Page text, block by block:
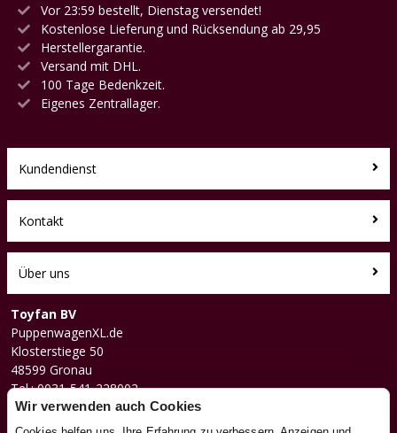
Vor 23:59 bestellt, Dienstag versendet!
Kostenlose Lieferung und Rücksendung ab 29,95
Herstellergarantie.
Versand mit DHL.
100 Tage Bedenkzeit.
Eigenes Zentrallager.
Kundendienst
Kontakt
Über uns
Toyfan BV
PuppenwagenXL.de
Klosterstiege 50
48599 Gronau
Tel.: 0031-541-228002
Facebook
Instagram
Wir verwenden auch Cookies